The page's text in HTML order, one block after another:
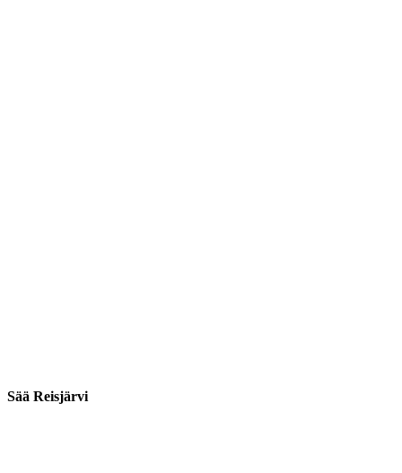
Sää Reisjärvi